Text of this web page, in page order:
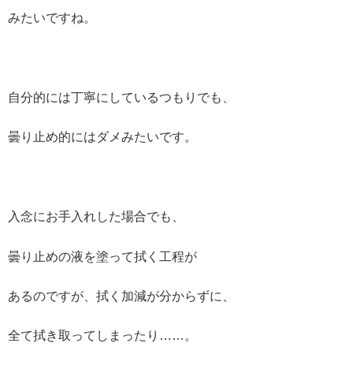
みたいですね。
自分的には丁寧にしているつもりでも、
曇り止め的にはダメみたいです。
入念にお手入れした場合でも、
曇り止めの液を塗って拭く工程が
あるのですが、拭く加減が分からずに、
全て拭き取ってしまったり……。